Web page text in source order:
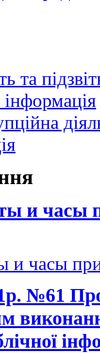
та
и часы
и часы
№61